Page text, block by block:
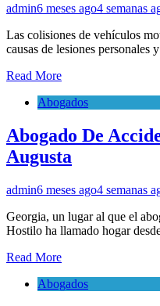
admin6 meses ago4 semanas
Las colisiones de vehículos
causas de lesiones
Read More
Abogados
Abogado De
Augusta
admin6 meses ago4 semanas
Georgia, un lugar al que el
Hostilo ha llamado hogar
Read More
Abogados